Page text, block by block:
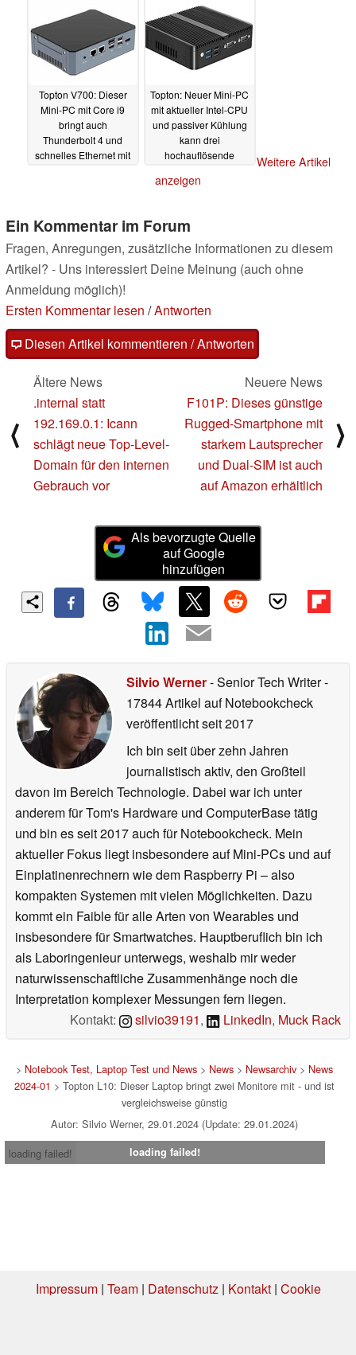
Netzwerkanschlüsse
04.12.2023
Topton V700: Dieser
Mini-PC mit Core i9
bringt auch
Thunderbolt 4 und
schnelles Ethernet mit
Topton: Neuer Mini-PC
mit aktueller Intel-CPU
und passiver Kühlung
kann drei
hochauflösende
07.10.2023
Weitere Artikel
anzeigen
Ein Kommentar im Forum
Fragen, Anregungen, zusätzliche Informationen zu diesem
Artikel? - Uns interessiert Deine Meinung (auch ohne
Anmeldung möglich)!
Ersten Kommentar lesen /Antworten
Diesen Artikel kommentieren / Antworten
⟨
Ältere News
.internal statt
192.169.0.1: Icann
schlägt neue Top-Level-
Domain für den internen
Gebrauch vor
Neuere News
F101P: Dieses günstige
Rugged-Smartphone mit
starkem Lautsprecher
und Dual-SIM ist auch
auf Amazon erhältlich
⟩
Als bevorzugte Quelle
auf Google
hinzufügen
Silvio Werner- Senior Tech Writer-
17844 Artikel auf Notebookcheck
veröffentlichtseit 2017
Ich bin seit über zehn Jahren
journalistisch aktiv, den Großteil
davon im Bereich Technologie. Dabei war ich unter
anderem für Tom's Hardware und ComputerBase tätig
und bin es seit 2017 auch für Notebookcheck. Mein
aktueller Fokus liegt insbesondere auf Mini-PCs und auf
Einplatinenrechnern wie dem Raspberry Pi – also
kompakten Systemen mit vielen Möglichkeiten. Dazu
kommt ein Faible für alle Arten von Wearables und
insbesondere für Smartwatches. Hauptberuflich bin ich
als Laboringenieur unterwegs, weshalb mir weder
naturwissenschaftliche Zusammenhänge noch die
Interpretation komplexer Messungen fern liegen.
Kontakt:
silvio39191, LinkedIn, Muck Rack
> Notebook Test, Laptop Test und News> News> Newsarchiv> News
2024-01 > Topton L10: Dieser Laptop bringt zwei Monitore mit - und ist
vergleichsweise günstig
Autor: Silvio Werner, 29.01.2024 (Update: 29.01.2024)
loading failed!
loading failed!
Impressum| Team| Datenschutz| Kontakt| Cookie